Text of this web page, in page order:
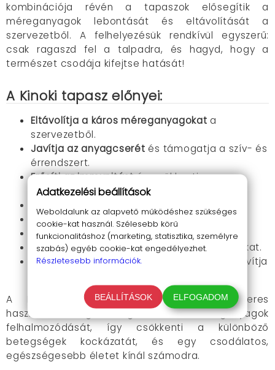
kombinációja révén a tapaszok elősegítik a
méreganyagok lebontását és eltávolítását a
szervezetből. A felhelyezésük rendkívül egyszerű:
csak ragaszd fel a talpadra, és hagyd, hogy a
természet csodája kifejtse hatását!
A Kinoki tapasz előnyei:
Eltávolítja a káros méreganyagokat a
szervezetből.
Javítja az anyagcserét és támogatja a szív- és
érrendszert.
Erősíti az immunitástés csökkenti a
fáradtságérzetet.
Fokozza az energiaszintet és a vitalitást.
Nyugtató hatással vanaz idegrendszerre.
Csökkenti a test duzzadásátés a fájdalmakat.
Stimulálja az akupunktúrás pontokat
, ami javítja
A Kinoki méregtelenítő tapaszok rendszeres
használata segít megelőzni a méreganyagok
felhalmozódását, így csökkenti a különböző
betegségek kockázatát, és egy csodálatos,
egészségesebb életet kínál számodra.
Adatkezelési beállítások
Weboldalunk az alapvető működéshez szükséges
cookie-kat használ. Szélesebb körű
funkcionalitáshoz (marketing, statisztika, személyre
szabás) egyéb cookie-kat engedélyezhet.
Részletesebb információk.
BEÁLLÍTÁSOK ELFOGADOM